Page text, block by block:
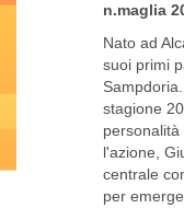
n.maglia
Nato ad
suoi primi
stagione
l'azione,
centrale
per